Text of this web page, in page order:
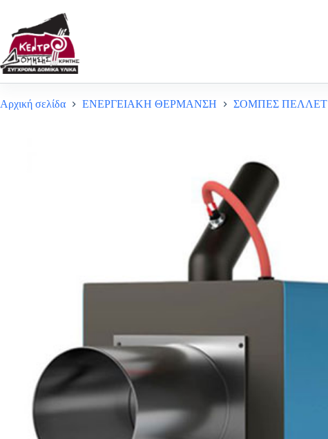
περιεχόμενο
Αρχική σελίδα ΕΝΕΡΓΕΙΑΚΗ ΘΕΡΜΑΝΣΗ ΣΟΜΠΕΣ ΠΕΛΛΕΤ